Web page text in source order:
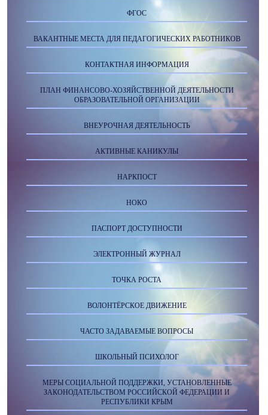
ФГОС
ВАКАНТНЫЕ МЕСТА ДЛЯ ПЕДАГОГИЧЕСКИХ РАБОТНИКОВ
КОНТАКТНАЯ ИНФОРМАЦИЯ
ПЛАН ФИНАНСОВО-ХОЗЯЙСТВЕННОЙ ДЕЯТЕЛЬНОСТИ
ОБРАЗОВАТЕЛЬНОЙ ОРГАНИЗАЦИИ
ВНЕУРОЧНАЯ ДЕЯТЕЛЬНОСТЬ
АКТИВНЫЕ КАНИКУЛЫ
НАРКПОСТ
НОКО
ПАСПОРТ ДОСТУПНОСТИ
ЭЛЕКТРОННЫЙ ЖУРНАЛ
ТОЧКА РОСТА
ВОЛОНТЁРСКОЕ ДВИЖЕНИЕ
ЧАСТО ЗАДАВАЕМЫЕ ВОПРОСЫ
ШКОЛЬНЫЙ ПСИХОЛОГ
МЕРЫ СОЦИАЛЬНОЙ ПОДДЕРЖКИ, УСТАНОВЛЕННЫЕ
ЗАКОНОДАТЕЛЬСТВОМ РОССИЙСКОЙ ФЕДЕРАЦИИ И
РЕСПУБЛИКИ КРЫМ